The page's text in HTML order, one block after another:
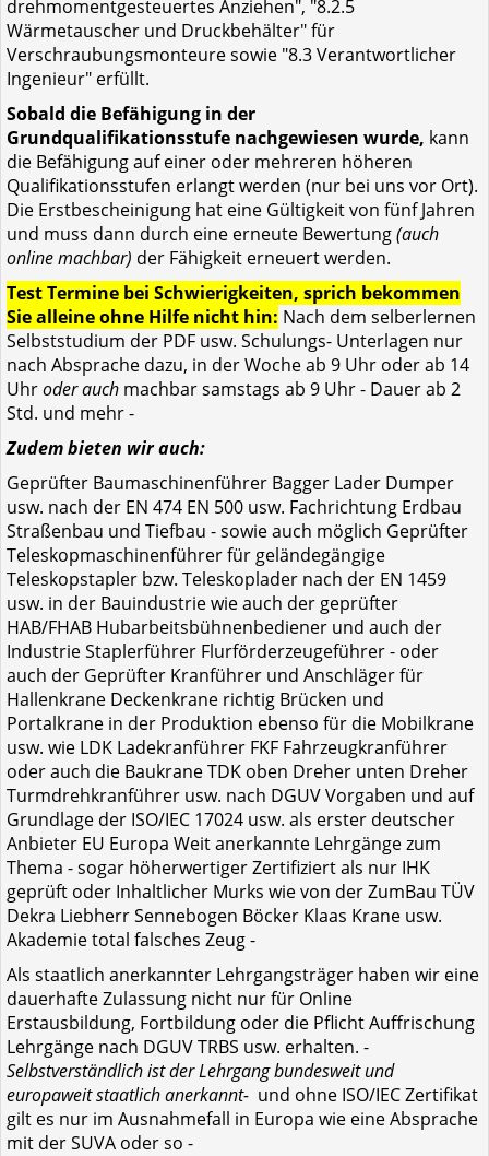
drehmomentgesteuertes Anziehen", "8.2.5
Wärmetauscher und Druckbehälter" für
Verschraubungsmonteure sowie "8.3 Verantwortlicher
Ingenieur" erfüllt.
Sobald die Befähigung in der
Grundqualifikationsstufe nachgewiesen wurde, kann
die Befähigung auf einer oder mehreren höheren
Qualifikationsstufen erlangt werden (nur bei uns vor Ort).
Die Erstbescheinigung hat eine Gültigkeit von fünf Jahren
und muss dann durch eine erneute Bewertung(auch
online machbar) der Fähigkeit erneuert werden.
Test Termine bei Schwierigkeiten, sprich bekommen
Sie alleine ohne Hilfe nicht hin: Nach dem selberlernen
Selbststudium der PDF usw. Schulungs- Unterlagen nur
nach Absprache dazu, in der Woche ab 9 Uhr oder ab 14
Uhroder auch machbar samstags ab 9 Uhr - Dauer ab 2
Std. und mehr -
Zudem bieten wir auch:
Geprüfter Baumaschinenführer Bagger Lader Dumper
usw. nach der EN 474 EN 500 usw. Fachrichtung Erdbau
Straßenbau und Tiefbau - sowie auch möglich Geprüfter
Teleskopmaschinenführer für geländegängige
Teleskopstapler bzw. Teleskoplader nach der EN 1459
usw. in der Bauindustrie wie auch der geprüfter
HAB/FHAB Hubarbeitsbühnenbediener und auch der
Industrie Staplerführer Flurförderzeugeführer - oder
auch der Geprüfter Kranführer und Anschläger für
Hallenkrane Deckenkrane richtig Brücken und
Portalkrane in der Produktion ebenso für die Mobilkrane
usw. wie LDK Ladekranführer FKF Fahrzeugkranführer
oder auch die Baukrane TDK oben Dreher unten Dreher
Turmdrehkranführer usw. nach DGUV Vorgaben und auf
Grundlage der ISO/IEC 17024 usw. als erster deutscher
Anbieter EU Europa Weit anerkannte Lehrgänge zum
Thema - sogar höherwertiger Zertifiziert als nur IHK
geprüft oder Inhaltlicher Murks wie von der ZumBau TÜV
Dekra Liebherr Sennebogen Böcker Klaas Krane usw.
Akademie total falsches Zeug -
Als staatlich anerkannter Lehrgangsträger haben wir eine
dauerhafte Zulassung nicht nur für Online
Erstausbildung, Fortbildung oder die Pflicht Auffrischung
Lehrgänge nach DGUV TRBS usw. erhalten. -
Selbstverständlich ist der Lehrgang bundesweit und
europaweit staatlich anerkannt- und ohne ISO/IEC Zertifikat
gilt es nur im Ausnahmefall in Europa wie eine Absprache
mit der SUVA oder so -